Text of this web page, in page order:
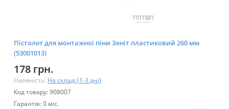
Пістолет для монтажної піни Зеніт пластиковий 260 мм
(53001013)
178 грн.
Наявність: На складі (1-3 дні)
Код товару: 908007
Гарантія: 0 міс.